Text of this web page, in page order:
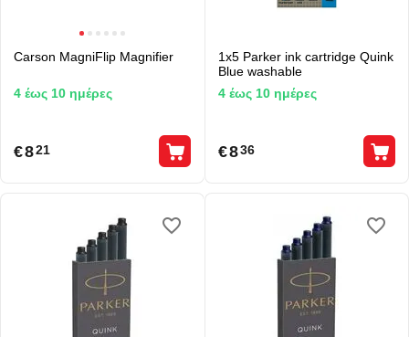
Carson MagniFlip Magnifier
4 έως 10 ημέρες
€8 21
1x5 Parker ink cartridge Quink
Blue washable
4 έως 10 ημέρες
€8 36